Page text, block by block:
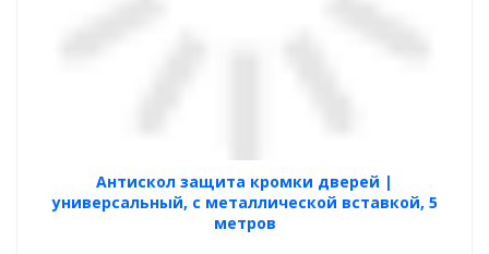
Антискол защита кромки дверей |
универсальный, с металлической вставкой, 5
метров